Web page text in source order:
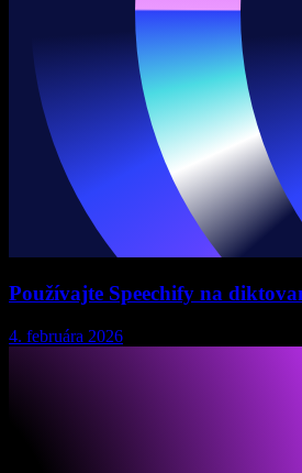
Používajte Speechify na
4. februára 2026